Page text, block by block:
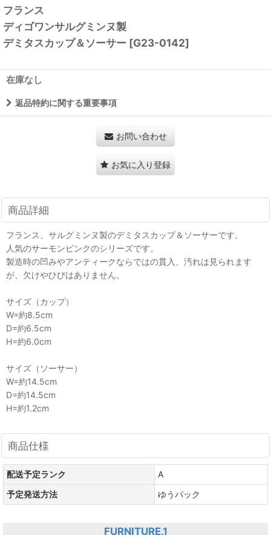
フランス
ディゴワンサルグミンヌ製
デミタスカップ＆ソーサー [G23-0142]
在庫なし
返品特約に関する重要事項
お問い合わせ
お気に入り登録
商品詳細
フランス、サルグミンヌ製のデミタスカップ＆ソーサーです。
人気のサーモンピンクのシリーズです。
製造時の凹みやアンティークならではの貫入、汚れは見られます
が、欠けやひびはありません。
サイズ（カップ）
W=約8.5cm
D=約6.5cm
H=約6.0cm
サイズ（ソーサー）
W=約14.5cm
D=約14.5cm
H=約1.2cm
商品仕様
配送予定ランク
A
予定発送方法
ゆうパック
FURNITURE.1